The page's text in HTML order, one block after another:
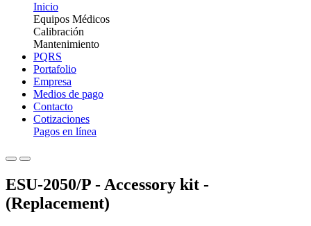
Inicio
Equipos Médicos
Calibración
Mantenimiento
PQRS
Portafolio
Empresa
Medios de pago
Contacto
Cotizaciones
Pagos en línea
ESU-2050/P - Accessory kit -
(Replacement)